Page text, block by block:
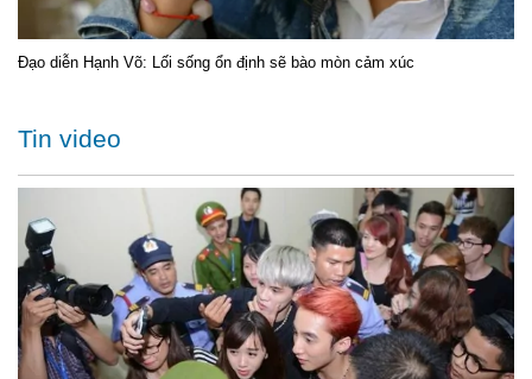
Đạo diễn Hạnh Võ: Lối sống ổn định sẽ bào mòn cảm xúc
Tin video